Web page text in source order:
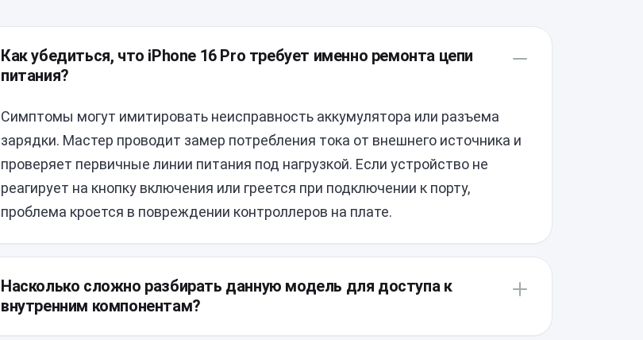
Как убедиться, что iPhone 16 Pro требует именно ремонта цепи
питания?
Симптомы могут имитировать неисправность аккумулятора или разъема
зарядки. Мастер проводит замер потребления тока от внешнего источника и
проверяет первичные линии питания под нагрузкой. Если устройство не
реагирует на кнопку включения или греется при подключении к порту,
проблема кроется в повреждении контроллеров на плате.
Насколько сложно разбирать данную модель для доступа к
внутренним компонентам?